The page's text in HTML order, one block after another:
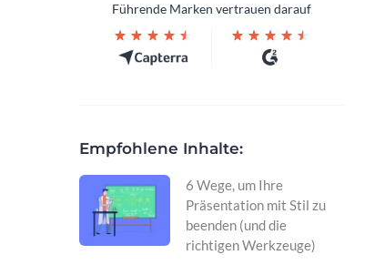
Führende Marken vertrauen darauf
Empfohlene Inhalte:
6 Wege, um Ihre
Präsentation mit Stil zu
beenden (und die
richtigen Werkzeuge)